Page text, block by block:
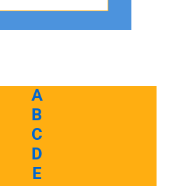
A
B
C
D
E